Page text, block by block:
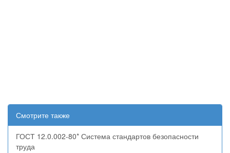
Смотрите также
ГОСТ 12.0.002-80* Система стандартов безопасности
труда